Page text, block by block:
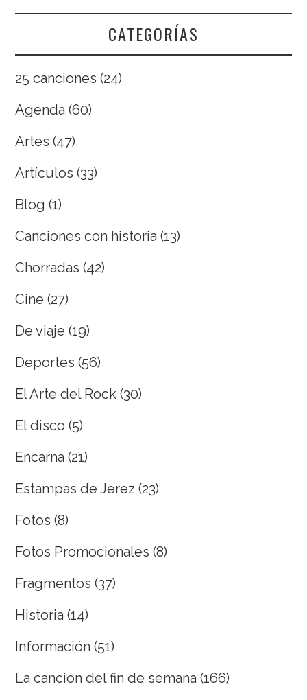
CATEGORÍAS
25 canciones (24)
Agenda (60)
Artes (47)
Artículos (33)
Blog (1)
Canciones con historia (13)
Chorradas (42)
Cine (27)
De viaje (19)
Deportes (56)
El Arte del Rock (30)
El disco (5)
Encarna (21)
Estampas de Jerez (23)
Fotos (8)
Fotos Promocionales (8)
Fragmentos (37)
Historia (14)
Información (51)
La canción del fin de semana (166)